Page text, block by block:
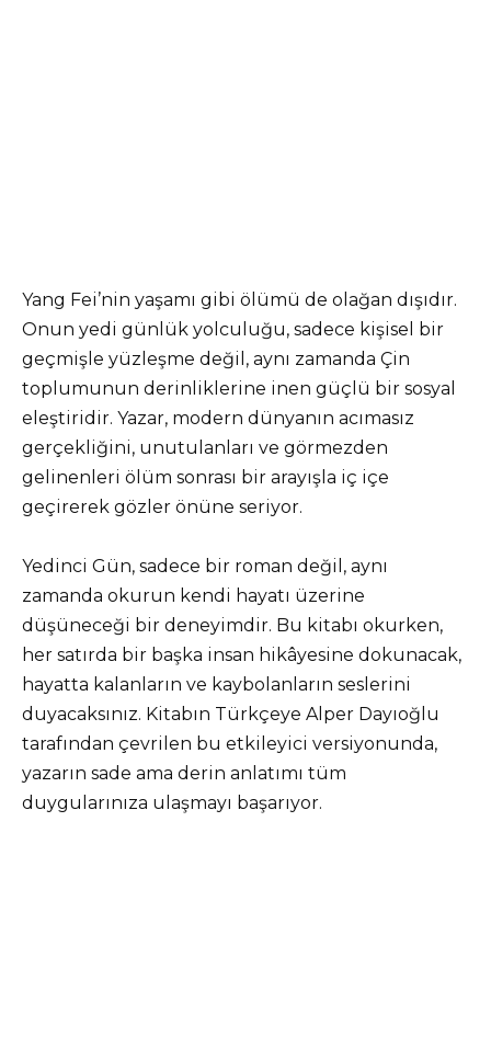
Yang Fei’nin yaşamı gibi ölümü de olağan dışıdır.
Onun yedi günlük yolculuğu, sadece kişisel bir
geçmişle yüzleşme değil, aynı zamanda Çin
toplumunun derinliklerine inen güçlü bir sosyal
eleştiridir. Yazar, modern dünyanın acımasız
gerçekliğini, unutulanları ve görmezden
gelinenleri ölüm sonrası bir arayışla iç içe
geçirerek gözler önüne seriyor.
Yedinci Gün, sadece bir roman değil, aynı
zamanda okurun kendi hayatı üzerine
düşüneceği bir deneyimdir. Bu kitabı okurken,
her satırda bir başka insan hikâyesine dokunacak,
hayatta kalanların ve kaybolanların seslerini
duyacaksınız. Kitabın Türkçeye Alper Dayıoğlu
tarafından çevrilen bu etkileyici versiyonunda,
yazarın sade ama derin anlatımı tüm
duygularınıza ulaşmayı başarıyor.